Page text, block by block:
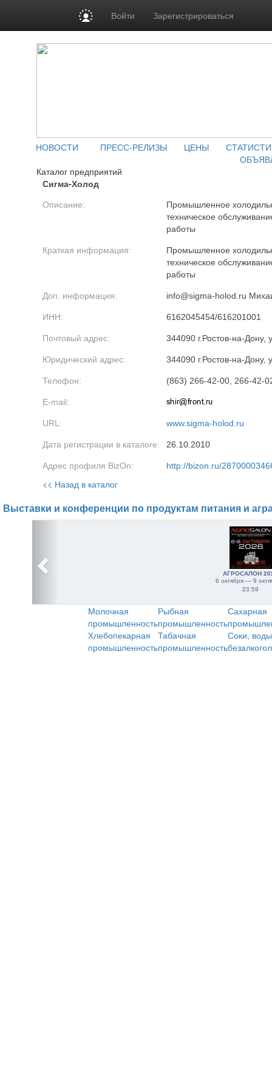
Войти Зарегистрироваться
НОВОСТИ ПРЕСС-РЕЛИЗЫ ЦЕНЫ
Каталог предприятий
Сигма-Холод
Описание:
Промышленное
техническое
работы
Краткая информация:
Промышленное
техническое
работы
Доп. информация: info@sigma-holod.ru
ИНН: 6162045454/616201001
Почтовый адрес: 344090 г.Ростов-на-Дону,
Юридический адрес: 344090 г.Ростов-на-Дону,
Телефон: (863) 266-42-00, 266-42-
E-mail:
URL: www.sigma-holod.ru
Дата регистрации в каталоге: 26.10.2010
Адрес профиля BizOn: http://bizon.ru/
<< Назад в каталог
Выставки и конференции по продуктам питания и
АГРОСАЛОН
6 октября — 9
23:59
Молочная
промышленность
Рыбная
промышленность
Сахарная
Хлебопекарная
промышленность
Табачная
промышленность
Соки,